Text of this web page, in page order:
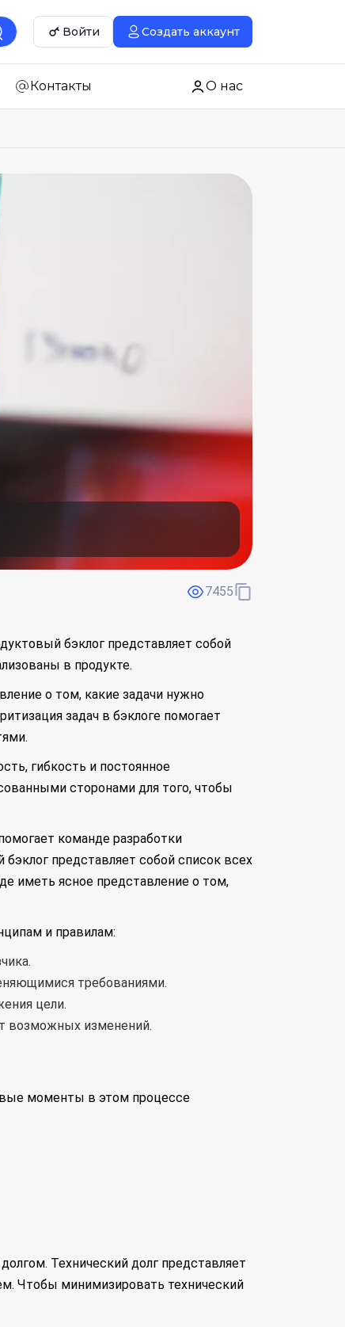
Войти Создать аккаунт
Контакты О нас
7455
бэклог представляет собой
в продукте.
о том, какие задачи нужно
задач в бэклоге помогает
гибкость и постоянное
сторонами для того, чтобы
команде разработки
представляет собой список всех
иметь ясное представление о том,
и правилам:
требованиями.
цели.
возможных изменений.
моменты в этом процессе
Технический долг представляет
Чтобы минимизировать технический